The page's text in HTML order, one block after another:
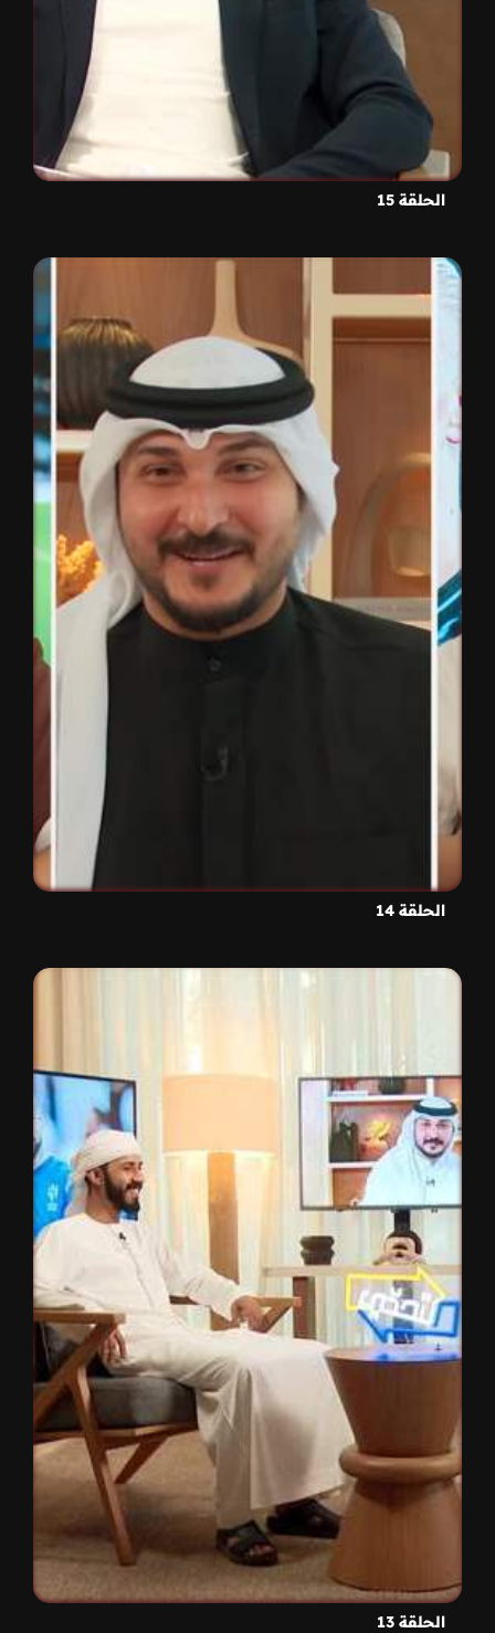
الحلقة 15
الحلقة 14
الحلقة 13